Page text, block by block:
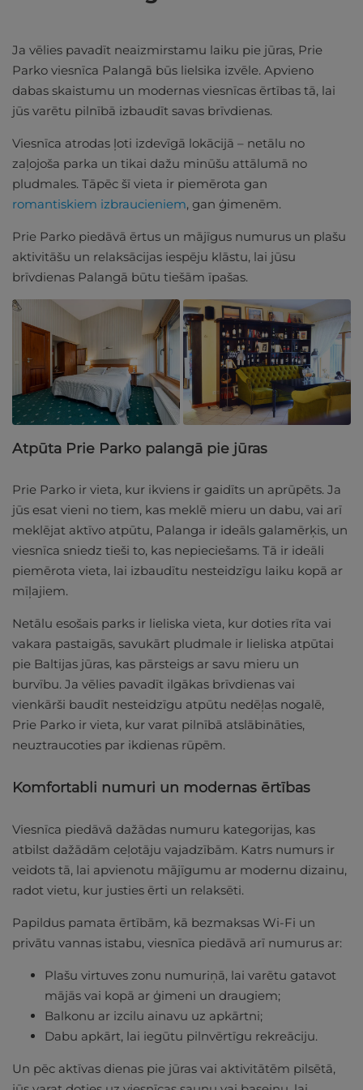
Ja vēlies pavadīt neaizmirstamu laiku pie jūras, Prie
Parko viesnīca Palangā būs lielsika izvēle. Apvieno
dabas skaistumu un modernas viesnīcas ērtības tā, lai
jūs varētu pilnībā izbaudīt savas brīvdienas.
Viesnīca atrodas ļoti izdevīgā lokācijā – netālu no
zaļojoša parka un tikai dažu minūšu attālumā no
pludmales. Tāpēc šī vieta ir piemērota gan
romantiskiem izbraucieniem, gan ģimenēm.
Prie Parko piedāvā ērtus un mājīgus numurus un plašu
aktivitāšu un relaksācijas iespēju klāstu, lai jūsu
brīvdienas Palangā būtu tiešām īpašas.
Atpūta Prie Parko palangā pie jūras
Prie Parko ir vieta, kur ikviens ir gaidīts un aprūpēts. Ja
jūs esat vieni no tiem, kas meklē mieru un dabu, vai arī
meklējat aktīvo atpūtu, Palanga ir ideāls galamērķis, un
viesnīca sniedz tieši to, kas nepieciešams. Tā ir ideāli
piemērota vieta, lai izbaudītu nesteidzīgu laiku kopā ar
mīļajiem.
Netālu esošais parks ir lieliska vieta, kur doties rīta vai
vakara pastaigās, savukārt pludmale ir lieliska atpūtai
pie Baltijas jūras, kas pārsteigs ar savu mieru un
burvību. Ja vēlies pavadīt ilgākas brīvdienas vai
vienkārši baudīt nesteidzīgu atpūtu nedēļas nogalē,
Prie Parko ir vieta, kur varat pilnībā atslābināties,
neuztraucoties par ikdienas rūpēm.
Komfortabli numuri un modernas ērtības
Viesnīca piedāvā dažādas numuru kategorijas, kas
atbilst dažādām ceļotāju vajadzībām. Katrs numurs ir
veidots tā, lai apvienotu mājīgumu ar modernu dizainu,
radot vietu, kur justies ērti un relaksēti.
Papildus pamata ērtībām, kā bezmaksas Wi-Fi un
privātu vannas istabu, viesnīca piedāvā arī numurus ar:
Plašu virtuves zonu numuriņā, lai varētu gatavot
mājās vai kopā ar ģimeni un draugiem;
Balkonu ar izcilu ainavu uz apkārtni;
Dabu apkārt, lai iegūtu pilnvērtīgu rekreāciju.
Un pēc aktīvas dienas pie jūras vai aktivitātēm pilsētā,